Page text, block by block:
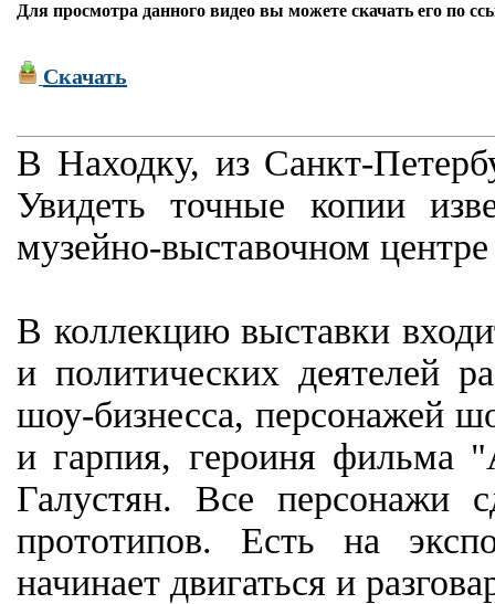
Для просмотра данного видео вы можете скачать его по
Скачать
В Находку, из Санкт-
Увидеть точные копии
музейно-выставочном
В коллекцию выставки
и политических деятелей
шоу-бизнесса, персонажей
и гарпия, героиня фильма
Галустян. Все персонажи
прототипов. Есть на
начинает двигаться и